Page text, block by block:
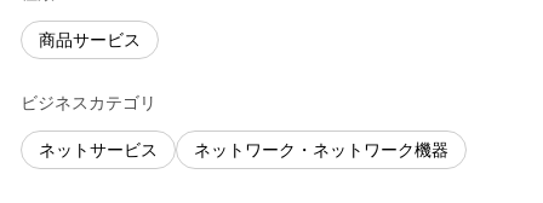
商品サービス
ビジネスカテゴリ
ネットサービス ネットワーク・ネットワーク機器